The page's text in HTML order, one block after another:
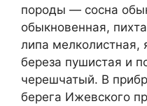
породы — сосна
обыкновенная,
липа мелколистная,
береза пушистая и
черешчатый. В
берега Ижевского